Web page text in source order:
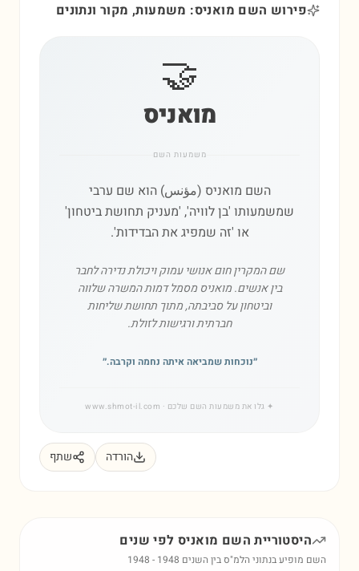
פירוש השם מואניס: משמעות, מקור ונתונים
🤝
מואניס
משמעות השם
השם מואניס (مؤنس) הוא שם ערבי
שמשמעותו 'בן לוויה', 'מעניק תחושת ביטחון'
או 'זה שמפיג את הבדידות'.
שם המקרין חום אנושי עמוק ויכולת נדירה לחבר
בין אנשים. מואניס מסמל דמות המשרה שלווה
וביטחון על סביבתה, מתוך תחושת שליחות
חברתית ורגישות לזולת.
״נוכחות שמביאה איתה נחמה וקרבה.״
✦ גלו את משמעות השם שלכם · www.shmot-il.com
הורדה שתף
היסטוריית השם מואניס לפי שנים
השם מופיע בנתוני הלמ"ס בין השנים 1948 - 1948